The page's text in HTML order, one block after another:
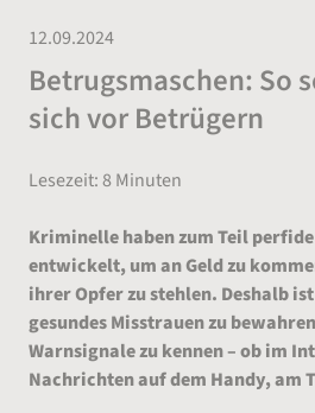
12.09.2024
Betrugsmaschen: So
sich vor Betrügern
Lesezeit: 8 Minuten
Kriminelle haben zum Teil perfide
entwickelt, um an Geld zu
ihrer Opfer zu stehlen. Deshalb ist
gesundes Misstrauen zu
Warnsignale zu kennen – ob im
Nachrichten auf dem Handy, am